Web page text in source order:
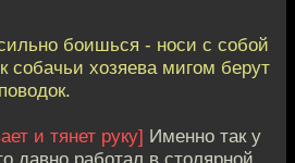
боишься - носи с собой
собачьи хозяева мигом берут
и тянет руку] Именно так у
давно работал в столярной